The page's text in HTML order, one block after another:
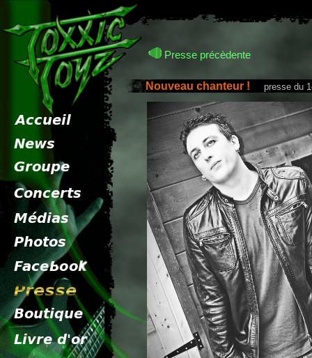
Presse précèdente
Nouveau chanteur ! presse du